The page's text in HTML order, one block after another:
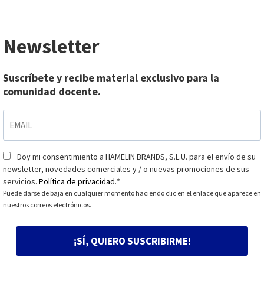
Newsletter
Suscríbete y recibe material exclusivo para la
comunidad docente.
Consentimiento*
Doy mi consentimiento a HAMELIN BRANDS, S.L.U. para el envío de su
newsletter, novedades comerciales y / o nuevas promociones de sus
servicios. Política de privacidad.*
Puede darse de baja en cualquier momento haciendo clic en el enlace que aparece en
nuestros correos electrónicos.